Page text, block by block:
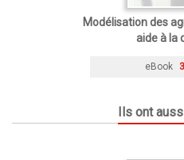
Modélisation des
aide à la
eBook
Ils ont